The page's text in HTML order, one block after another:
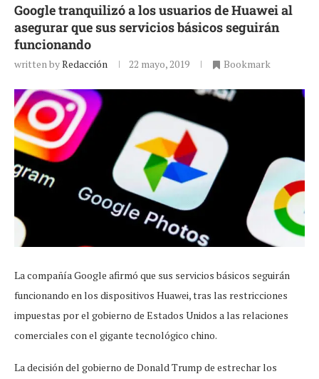
Google tranquilizó a los usuarios de Huawei al
asegurar que sus servicios básicos seguirán
funcionando
written byRedacción 22 mayo, 2019 Bookmark
La compañía Google afirmó que sus servicios básicos seguirán
funcionando en los dispositivos Huawei, tras las restricciones
impuestas por el gobierno de Estados Unidos a las relaciones
comerciales con el gigante tecnológico chino.
La decisión del gobierno de Donald Trump de estrechar los